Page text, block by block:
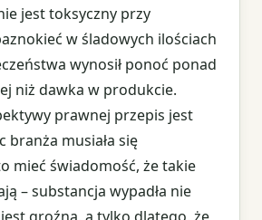
jest toksyczny przy
w śladowych ilościach
wynosił ponoć ponad
niż dawka w produkcie.
prawnej przepis jest
branża musiała się
mieć świadomość, że takie
– substancja wypadła nie